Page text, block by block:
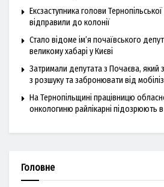
Ексзаступника голови
відправили до колонії
Стало відоме ім’я почаївського
великому хабарі у Києві
Затримали депутата з Почаєва, який
з розшуку та забронювати від
На Тернопільщині працівницю
онкологиню райлікарні підозрюють
Головне